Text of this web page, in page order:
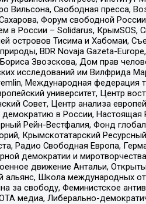
Свободная пресса,
Форум свободной
в России – Solidarus, КрымSOS,
островов Тисима и Хабомаи,
BDR Novaja Gazeta-
Звозскова, Дом прав
исследований им Вилфрида
Международная
университет, Центр
Совет, Центр анализа
в России, Настоящая
Рейн-Вестфалия, Фонд
Крымскотатарский
Радио Свободная Европа,
демократии и
движение Антальи,
альянс, Школа международных
за свободу, Феминистское
медиа, Либерально-